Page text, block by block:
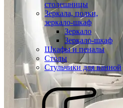
столешницы
Зеркала, полки,
зеркало-шкаф
Зеркало
Зеркало-шкаф
Шкафы и пеналы
Столы
Стульчики для ванной